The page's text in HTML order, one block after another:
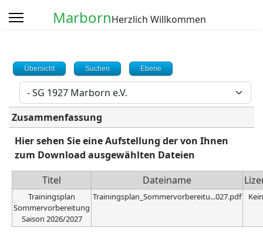
MarbornHerzlich Willkommen
Übersicht Suchen Ebene
Zusammenfassung
Hier sehen Sie eine Aufstellung der von Ihnen
zum Download ausgewählten Dateien
Titel
Dateiname
Trainingsplan
Sommervorbereitung
Saison 2026/2027
Trainingsplan_Sommervorbereitu...027.pdf